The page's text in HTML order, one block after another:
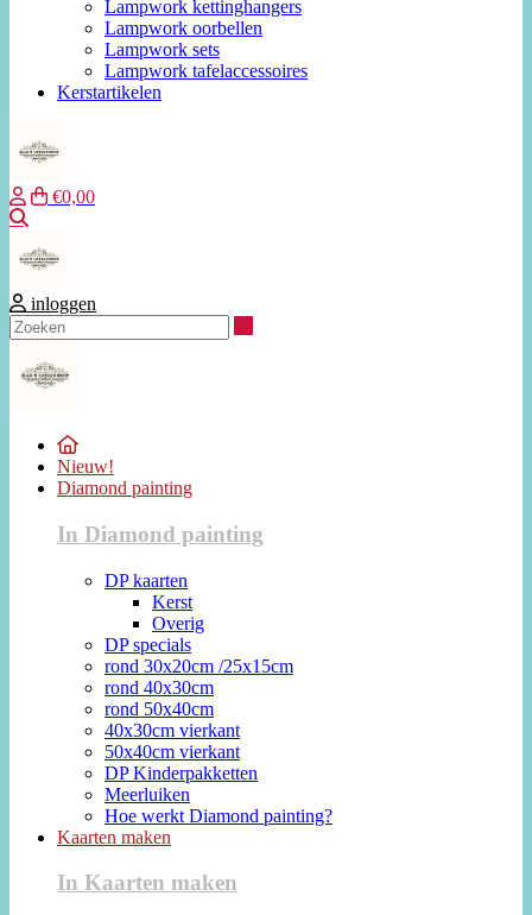
Lampwork kettinghangers
Lampwork oorbellen
Lampwork sets
Lampwork tafelaccessoires
Kerstartikelen
€0,00
inloggen
Nieuw!
Diamond painting
In Diamond painting
DP kaarten
Kerst
Overig
DP specials
rond 30x20cm /25x15cm
rond 40x30cm
rond 50x40cm
40x30cm vierkant
50x40cm vierkant
DP Kinderpakketten
Meerluiken
Hoe werkt Diamond painting?
Kaarten maken
In Kaarten maken